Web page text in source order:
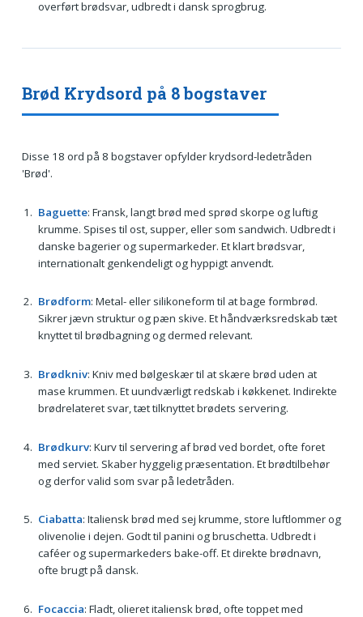
overført brødsvar, udbredt i dansk sprogbrug.
Brød Krydsord på 8 bogstaver
Disse 18 ord på 8 bogstaver opfylder krydsord-ledetråden
'Brød'.
Baguette: Fransk, langt brød med sprød skorpe og luftig
krumme. Spises til ost, supper, eller som sandwich. Udbredt i
danske bagerier og supermarkeder. Et klart brødsvar,
internationalt genkendeligt og hyppigt anvendt.
Brødform: Metal- eller silikoneform til at bage formbrød.
Sikrer jævn struktur og pæn skive. Et håndværksredskab tæt
knyttet til brødbagning og dermed relevant.
Brødkniv: Kniv med bølgeskær til at skære brød uden at
mase krummen. Et uundværligt redskab i køkkenet. Indirekte
brødrelateret svar, tæt tilknyttet brødets servering.
Brødkurv: Kurv til servering af brød ved bordet, ofte foret
med serviet. Skaber hyggelig præsentation. Et brødtilbehør
og derfor valid som svar på ledetråden.
Ciabatta: Italiensk brød med sej krumme, store luftlommer og
olivenolie i dejen. Godt til panini og bruschetta. Udbredt i
caféer og supermarkeders bake-off. Et direkte brødnavn,
ofte brugt på dansk.
Focaccia: Fladt, olieret italiensk brød, ofte toppet med